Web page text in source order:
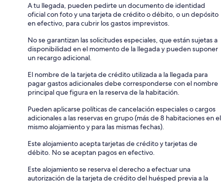
A tu llegada, pueden pedirte un documento de identidad
oficial con foto y una tarjeta de crédito o débito, o un depósito
en efectivo, para cubrir los gastos imprevistos.
No se garantizan las solicitudes especiales, que están sujetas a
disponibilidad en el momento de la llegada y pueden suponer
un recargo adicional.
El nombre de la tarjeta de crédito utilizada a la llegada para
pagar gastos adicionales debe corresponderse con el nombre
principal que figura en la reserva de la habitación.
Pueden aplicarse políticas de cancelación especiales o cargos
adicionales a las reservas en grupo (más de 8 habitaciones en el
mismo alojamiento y para las mismas fechas).
Este alojamiento acepta tarjetas de crédito y tarjetas de
débito. No se aceptan pagos en efectivo.
Este alojamiento se reserva el derecho a efectuar una
autorización de la tarjeta de crédito del huésped previa a la